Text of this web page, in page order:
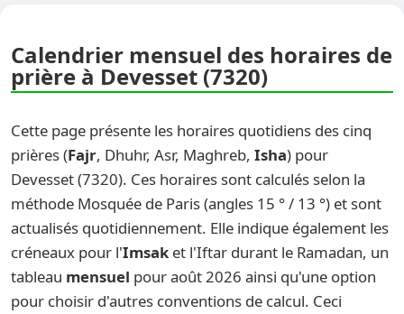
Calendrier mensuel des horaires de
prière à Devesset (7320)
Cette page présente les horaires quotidiens des cinq
prières (Fajr, Dhuhr, Asr, Maghreb, Isha) pour
Devesset (7320). Ces horaires sont calculés selon la
méthode Mosquée de Paris (angles 15 ° / 13 °) et sont
actualisés quotidiennement. Elle indique également les
créneaux pour l'Imsak et l'Iftar durant le Ramadan, un
tableau mensuel pour août 2026 ainsi qu'une option
pour choisir d'autres conventions de calcul. Ceci